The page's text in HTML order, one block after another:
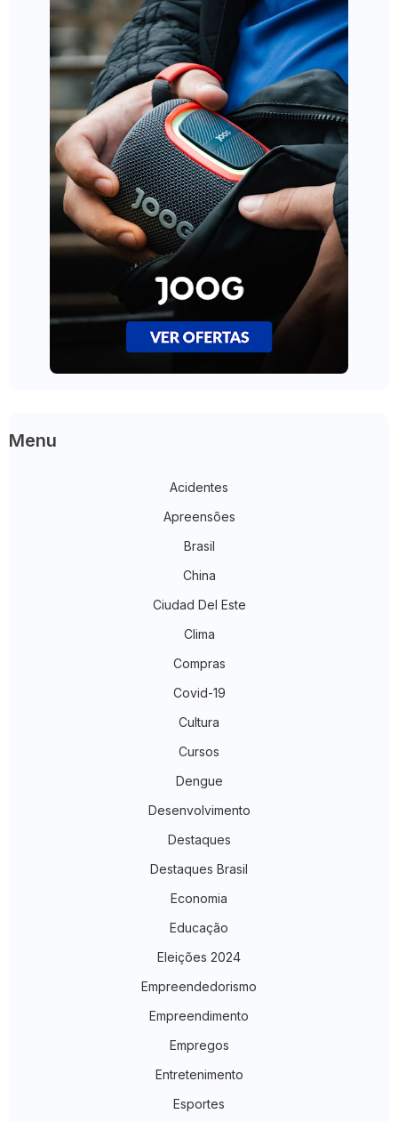
Menu
Acidentes
Apreensões
Brasil
China
Ciudad Del Este
Clima
Compras
Covid-19
Cultura
Cursos
Dengue
Desenvolvimento
Destaques
Destaques Brasil
Economia
Educação
Eleições 2024
Empreendedorismo
Empreendimento
Empregos
Entretenimento
Esportes